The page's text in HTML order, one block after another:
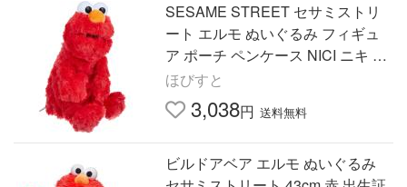
SESAME STREET セサミストリ
ート エルモ ぬいぐるみ フィギュ
ア ポーチ ペンケース NICI ニキ 約
30cm 筆箱 学校 筆入れ 小物入れ
グッズ おもちゃ 新品 *即納
ほびすと
3,038円 送料無料
ビルドアベア エルモ ぬいぐるみ